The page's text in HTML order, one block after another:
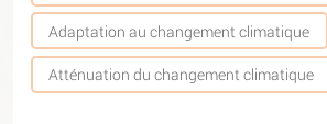
Adaptation au changement climatique
Atténuation du changement climatique